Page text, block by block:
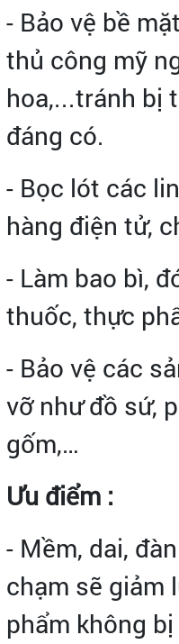
- Bảo vệ bề
thủ công mỹ
hoa,...tránh bị
đáng có.
- Bọc lót các
hàng điện tử,
- Làm bao bì,
thuốc, thực
- Bảo vệ các
vỡ như đồ sứ,
gốm,…
Ưu điểm :
- Mềm, dai,
chạm sẽ giảm
phẩm không